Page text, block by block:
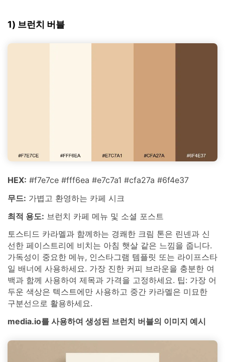
1) 브런치 버블
HEX: #f7e7ce #fff6ea #e7c7a1 #cfa27a #6f4e37
무드: 가볍고 환영하는 카페 시크
최적 용도: 브런치 카페 메뉴 및 소셜 포스트
토스티드 카라멜과 함께하는 경쾌한 크림 톤은 린넨과 신
선한 페이스트리에 비치는 아침 햇살 같은 느낌을 줍니다.
가독성이 중요한 메뉴, 인스타그램 템플릿 또는 라이프스타
일 배너에 사용하세요. 가장 진한 커피 브라운을 충분한 여
백과 함께 사용하여 제목과 가격을 고정하세요. 팁: 가장 어
두운 색상은 텍스트에만 사용하고 중간 카라멜은 미묘한
구분선으로 활용하세요.
media.io를 사용하여 생성된 브런치 버블의 이미지 예시